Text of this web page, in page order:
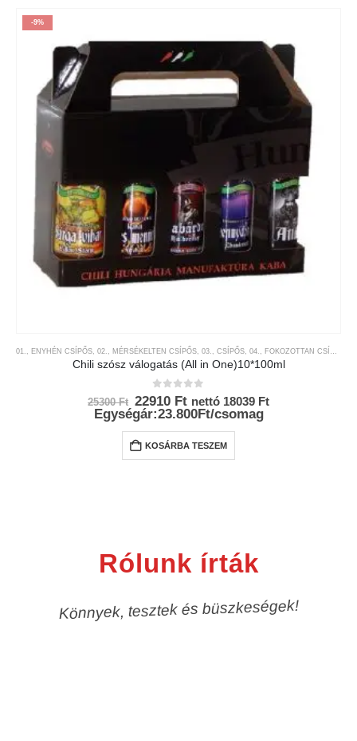
-9%
01., ENYHÉN CSÍPŐS, 02., MÉRSÉKELTEN CSÍPŐS, 03., CSÍPŐS, 04., FOKOZOTTAN CSÍPŐS
Chili szósz válogatás (All in One)10*100ml
0az 5-ből
25300Ft Original
price
was:
25300 Ft.
22910 FtCurrent
price
22910 Ft.
nettó 18039 Ft
Egységár:23.800Ft/csomag
KOSÁRBA TESZEM
Rólunk írták
Könnyek, tesztek és büszkeségek!